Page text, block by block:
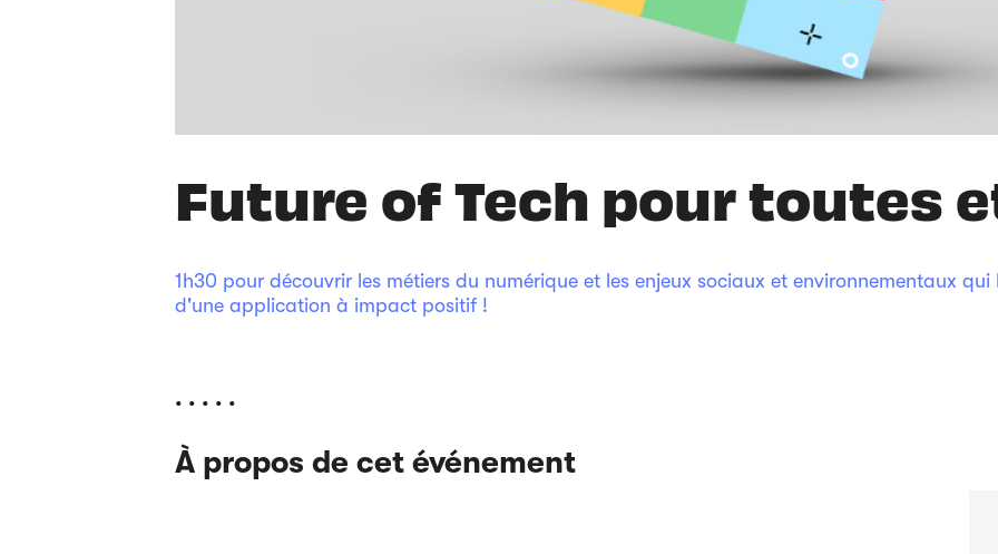
Future of Tech pour toutes
1h30 pour découvrir les métiers du numérique et les enjeux sociaux et environnementaux
d'une application à impact positif !
. . . . .
À propos de cet événement